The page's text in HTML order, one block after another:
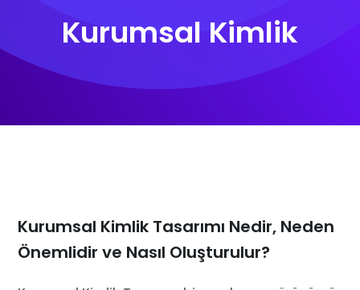
Kurumsal Kimlik
Kurumsal Kimlik Tasarımı Nedir, Neden
Önemlidir ve Nasıl Oluşturulur?